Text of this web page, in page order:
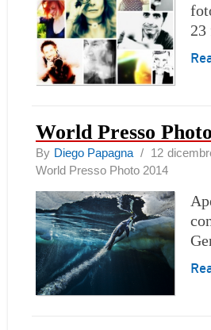
23
World Presso
By Diego Papagna / 12
World Presso Photo 2014